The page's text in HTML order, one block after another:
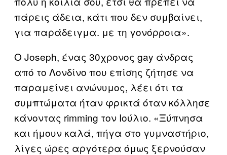
πάρεις άδεια, κάτι που δεν συμβαίνει,
για παράδειγμα. με τη γονόρροια».
Ο Joseph, ένας 30χρονος gay άνδρας
από το Λονδίνο που επίσης ζήτησε να
παραμείνει ανώνυμος, λέει ότι τα
συμπτώματα ήταν φρικτά όταν κόλλησε
κάνοντας rimming τον Ιούλιο. «Ξύπνησα
και ήμουν καλά, πήγα στο γυμναστήριο,
λίγες ώρες αργότερα όμως ξερνούσαν